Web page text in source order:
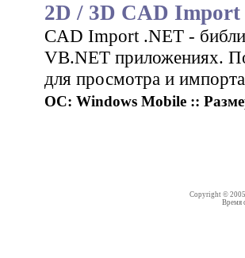
2D / 3D CAD Import
CAD Import .NET -
VB.NET приложениях.
для просмотра и
ОС: Windows Mobile ::
Copyright ©
Время